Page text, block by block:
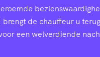
brengt de chauffeur u
een welverdiende